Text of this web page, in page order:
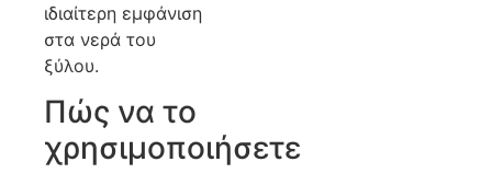
ιδιαίτερη εμφάνιση
στα νερά του
ξύλου.
Πώς να το
χρησιμοποιήσετε